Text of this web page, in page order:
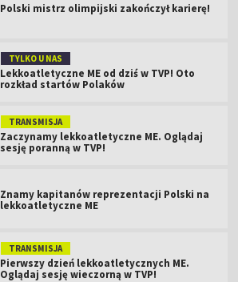
Polski mistrz olimpijski zakończył karierę!
TYLKO U NAS
Lekkoatletyczne ME od dziś w TVP! Oto
rozkład startów Polaków
TRANSMISJA
Zaczynamy lekkoatletyczne ME. Oglądaj
sesję poranną w TVP!
Znamy kapitanów reprezentacji Polski na
lekkoatletyczne ME
TRANSMISJA
Pierwszy dzień lekkoatletycznych ME.
Oglądaj sesję wieczorną w TVP!